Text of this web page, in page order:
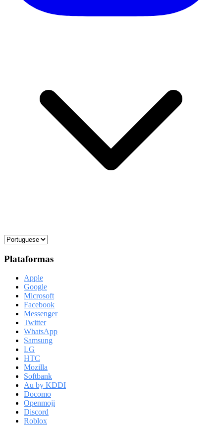
Plataformas
Apple
Google
Microsoft
Facebook
Messenger
Twitter
WhatsApp
Samsung
LG
HTC
Mozilla
Softbank
Au by KDDI
Docomo
Openmoji
Discord
Roblox